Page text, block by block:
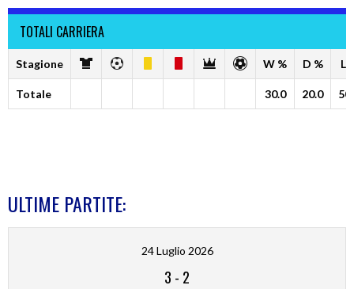
TOTALI CARRIERA
Stagione W % D % L
Totale 30.0 20.0
ULTIME PARTITE:
24 Luglio 2026
3 - 2